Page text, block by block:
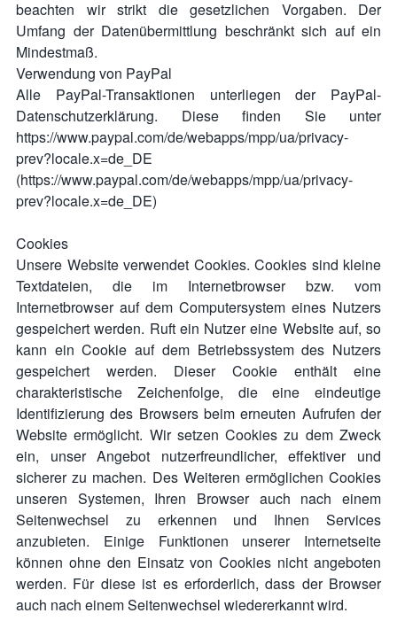
beachten wir strikt die gesetzlichen Vorgaben. Der
Umfang der Datenübermittlung beschränkt sich auf ein
Mindestmaß.
Verwendung von PayPal
Alle PayPal-Transaktionen unterliegen der PayPal-
Datenschutzerklärung. Diese finden Sie unter
https://www.paypal.com/de/webapps/mpp/ua/privacy-
prev?locale.x=de_DE
(https://www.paypal.com/de/webapps/mpp/ua/privacy-
prev?locale.x=de_DE)
Cookies
Unsere Website verwendet Cookies. Cookies sind kleine
Textdateien, die im Internetbrowser bzw. vom
Internetbrowser auf dem Computersystem eines Nutzers
gespeichert werden. Ruft ein Nutzer eine Website auf, so
kann ein Cookie auf dem Betriebssystem des Nutzers
gespeichert werden. Dieser Cookie enthält eine
charakteristische Zeichenfolge, die eine eindeutige
Identifizierung des Browsers beim erneuten Aufrufen der
Website ermöglicht. Wir setzen Cookies zu dem Zweck
ein, unser Angebot nutzerfreundlicher, effektiver und
sicherer zu machen. Des Weiteren ermöglichen Cookies
unseren Systemen, Ihren Browser auch nach einem
Seitenwechsel zu erkennen und Ihnen Services
anzubieten. Einige Funktionen unserer Internetseite
können ohne den Einsatz von Cookies nicht angeboten
werden. Für diese ist es erforderlich, dass der Browser
auch nach einem Seitenwechsel wiedererkannt wird.